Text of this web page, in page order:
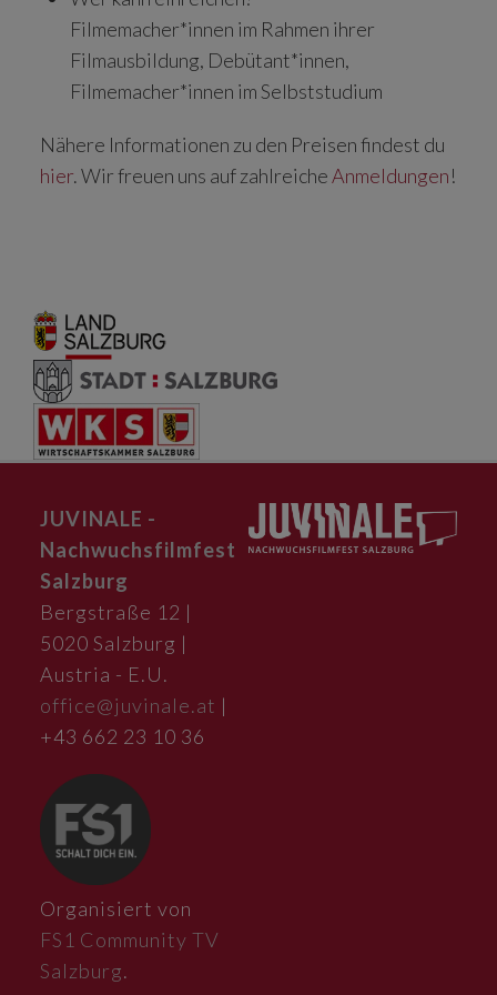
Filmemacher*innen im Rahmen ihrer
Filmausbildung, Debütant*innen,
Filmemacher*innen im Selbststudium
Nähere Informationen zu den Preisen findest du
hier. Wir freuen uns auf zahlreicheAnmeldungen!
JUVINALE -
Nachwuchsfilmfest
Salzburg
Bergstraße 12 |
5020 Salzburg |
Austria - E.U.
office@juvinale.at |
+43 662 23 10 36
Organisiert von
FS1 Community TV
Salzburg.